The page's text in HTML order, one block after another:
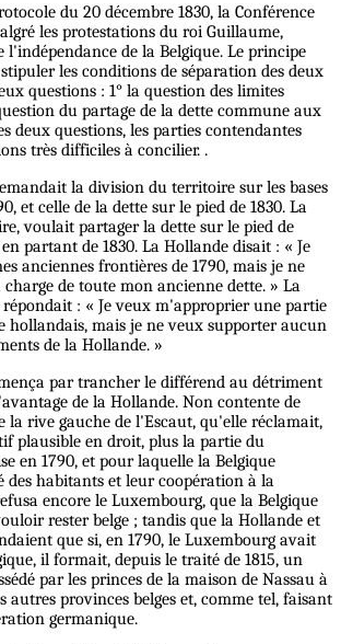
du 20 décembre 1830, la Conférence
les protestations du roi Guillaume,
de la Belgique. Le principe
les conditions de séparation des deux
questions : 1° la question des limites
du partage de la dette commune aux
deux questions, les parties contendantes
très difficiles à concilier. .
la division du territoire sur les bases
et celle de la dette sur le pied de 1830. La
voulait partager la dette sur le pied de
partant de 1830. La Hollande disait : « Je
anciennes frontières de 1790, mais je ne
de toute mon ancienne dette. » La
répondait : « Je veux m'approprier une partie
hollandais, mais je ne veux supporter aucun
de la Hollande. »
par trancher le différend au détriment
de la Hollande. Non contente de
la rive gauche de l'Escaut, qu'elle réclamait,
plausible en droit, plus la partie du
en 1790, et pour laquelle la Belgique
habitants et leur coopération à la
encore le Luxembourg, que la Belgique
rester belge ; tandis que la Hollande et
que si, en 1790, le Luxembourg avait
il formait, depuis le traité de 1815, un
par les princes de la maison de Nassau à
provinces belges et, comme tel, faisant
germanique.